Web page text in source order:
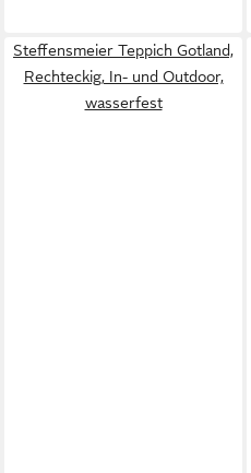
Steffensmeier Teppich Gotland,
Rechteckig, In- und Outdoor,
wasserfest